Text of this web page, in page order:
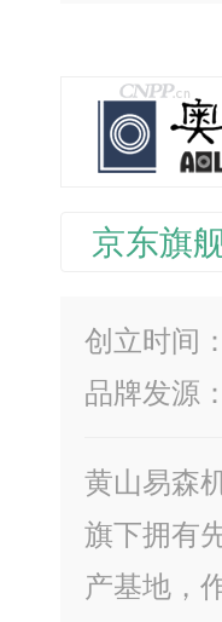
京东旗
创立时间
品牌发源
黄山易森
旗下拥有
产基地，